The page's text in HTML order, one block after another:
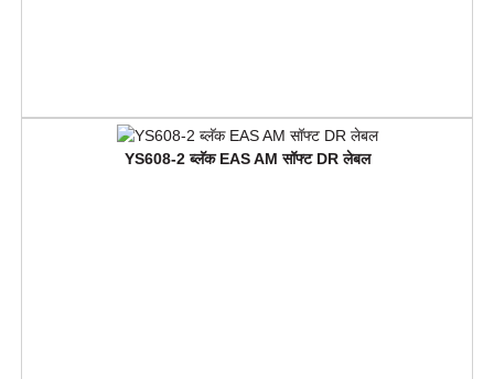
YS608-2 ब्लॅक EAS AM सॉफ्ट DR लेबल